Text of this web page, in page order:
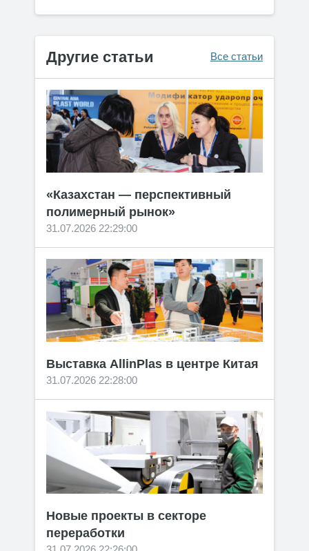
Другие статьи Все статьи
«Казахстан — перспективный
полимерный рынок»
31.07.2026 22:29:00
Выставка AllinPlas в центре Китая
31.07.2026 22:28:00
Новые проекты в секторе
переработки